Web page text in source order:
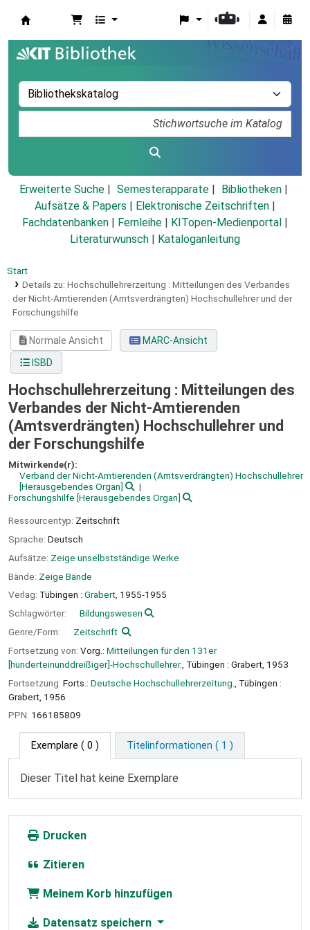
Erweiterte Suche Semesterapparate
Bibliotheken
Aufsätze & Papers
Elektronische Zeitschriften
Fachdatenbanken
Fernleihe KITopen-Medienportal
Literaturwunsch
Kataloganleitung
Start
Details zu: Hochschullehrerzeitung : Mitteilungen des Verbandes
der Nicht-Amtierenden (Amtsverdrängten) Hochschullehrer und der
Forschungshilfe
Normale Ansicht
MARC-Ansicht
ISBD
Hochschullehrerzeitung : Mitteilungen des
Verbandes der Nicht-Amtierenden
(Amtsverdrängten) Hochschullehrer und
der Forschungshilfe
Mitwirkende(r):
Verband der Nicht-Amtierenden (Amtsverdrängten) Hochschullehrer
[Herausgebendes Organ]
Forschungshilfe [Herausgebendes Organ]
Ressourcentyp: Zeitschrift
Sprache: Deutsch
Aufsätze: Zeige unselbstständige Werke
Bände: Zeige Bände
Verlag: Tübingen : Grabert, 1955-1955
Schlagwörter:
Bildungswesen
Genre/Form:
Zeitschrift
Fortsetzung von: Vorg.: Mitteilungen für den 131er
[hunderteinunddreißiger]-Hochschullehrer. , Tübingen : Grabert, 1953
Fortsetzung: Forts.: Deutsche Hochschullehrerzeitung.
, Tübingen :
Grabert, 1956
PPN: 166185809
Exemplare ( 0 ) Titelinformationen ( 1 )
Dieser Titel hat keine Exemplare
Drucken
Zitieren
Meinem Korb hinzufügen
Datensatz speichern